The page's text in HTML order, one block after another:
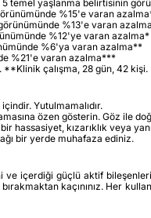
5 temel yaşlanma belirtisinin
görünümünde %15'e varan
görünümünde %13'e varan
%12'ye varan azalma*
%6'ya varan azalma**
%21'e varan azalma***
**Klinik çalışma, 28 gün, 42
Yutulmamalıdır.
özen gösterin. Göz ile
hassasiyet, kızarıklık veya
bir yerde muhafaza ediniz.
içerdiği güçlü aktif
kaçınınız. Her